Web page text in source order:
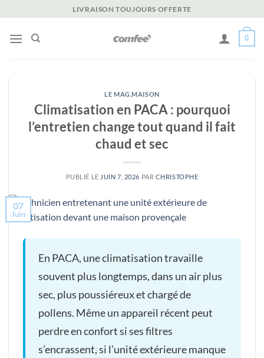
au
contenu
LIVRAISON TOUJOURS OFFERTE
0
LE MAG ,MAISON
Climatisation en PACA : pourquoi
l’entretien change tout quand il fait
chaud et sec
PUBLIÉ LE JUIN 7, 2026 PAR CHRISTOPHE
07
Juin
En PACA, une climatisation travaille
souvent plus longtemps, dans un air plus
sec, plus poussiéreux et chargé de
pollens. Même un appareil récent peut
perdre en confort si ses filtres
s’encrassent, si l’unité extérieure manque